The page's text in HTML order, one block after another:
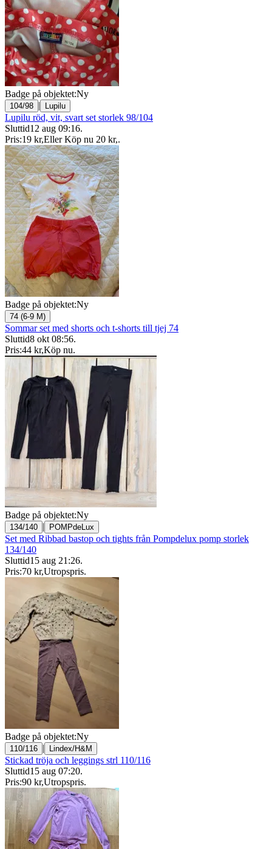
Badge på objektet:Ny
104/98 | Lupilu
Lupilu röd, vit, svart set storlek 98/104
Sluttid12 aug 09:16.
Pris:19 kr,Eller Köp nu 20 kr,.
Badge på objektet:Ny
74 (6-9 M)
Sommar set med shorts och t-shorts till tjej 74
Sluttid8 okt 08:56.
Pris:44 kr,Köp nu.
Badge på objektet:Ny
134/140 | POMPdeLux
Set med Ribbad bastop och tights från Pompdelux pomp storlek
134/140
Sluttid15 aug 21:26.
Pris:70 kr,Utropspris.
Badge på objektet:Ny
110/116 | Lindex/H&M
Stickad tröja och leggings strl 110/116
Sluttid15 aug 07:20.
Pris:90 kr,Utropspris.